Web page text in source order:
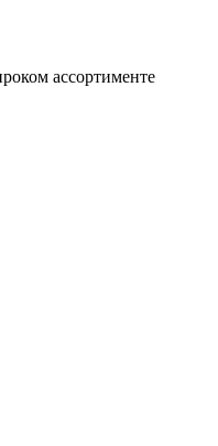
ассортименте